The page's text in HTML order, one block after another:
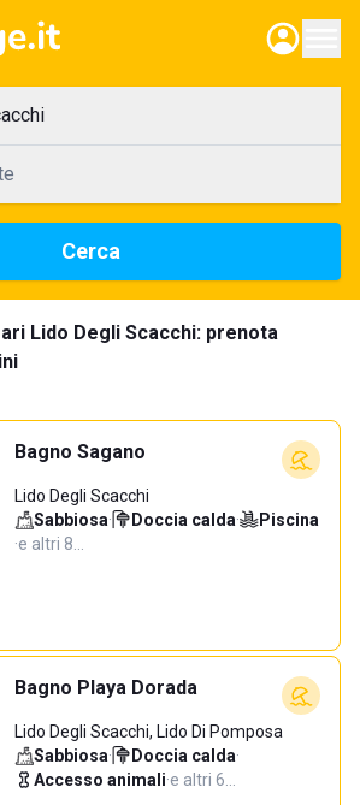
Cerca
Lido Degli Scacchi: prenota
Bagno Sagano
Lido Degli Scacchi
Sabbiosa· Doccia calda·
Piscina
·e altri 8…
Bagno Playa Dorada
Lido Degli Scacchi, Lido Di Pomposa
Sabbiosa· Doccia calda·
Accesso animali·e altri 6…